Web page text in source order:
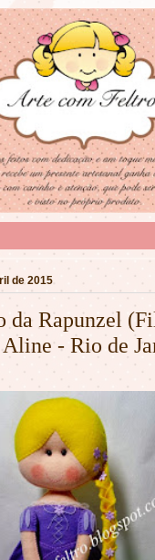
de 2015
da Rapunzel
- Rio de